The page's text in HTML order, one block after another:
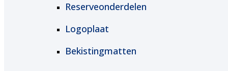
Reserveonderdelen
Logoplaat
Bekistingmatten